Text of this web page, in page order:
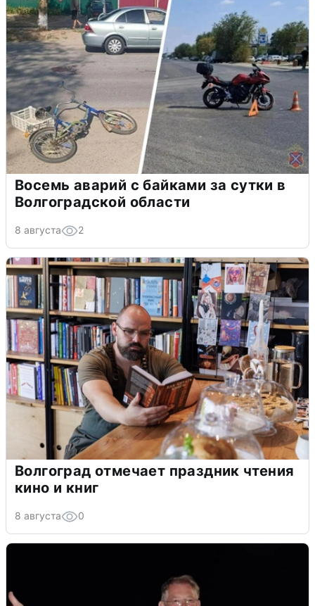
Восемь аварий с байками за сутки в
Волгоградской области
8 августа 2
Волгоград отмечает праздник чтения
кино и книг
8 августа 0